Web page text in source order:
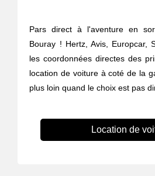
Pars direct à l'aventure en
Bouray ! Hertz, Avis, Europcar,
les coordonnées directes des
location de voiture à coté de la
plus loin quand le choix est pas
Location de